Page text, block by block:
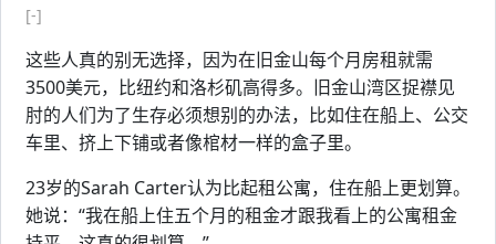
[-]
这些人真的别无选择，因为在旧金山每个月房租就需
3500美元，比纽约和洛杉矶高得多。旧金山湾区捉襟见
肘的人们为了生存必须想别的办法，比如住在船上、公交
车里、挤上下铺或者像棺材一样的盒子里。
23岁的Sarah Carter认为比起租公寓，住在船上更划算。
她说：“我在船上住五个月的租金才跟我看上的公寓租金